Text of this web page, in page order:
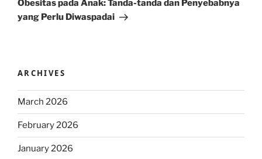
Obesitas pada Anak: Tanda-tanda dan Penyebabnya
yang Perlu Diwaspadai
ARCHIVES
March 2026
February 2026
January 2026